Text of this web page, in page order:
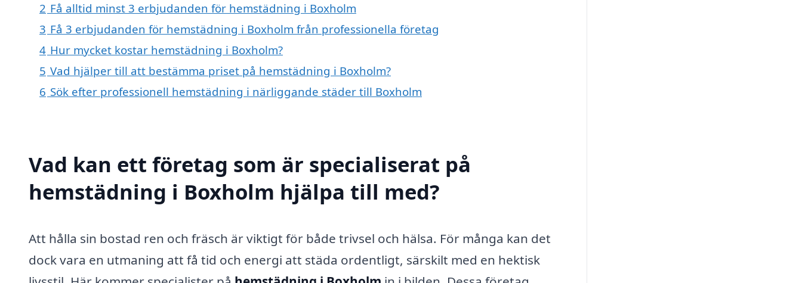
2 Få alltid minst 3 erbjudanden för hemstädning i Boxholm
3 Få 3 erbjudanden för hemstädning i Boxholm från professionella företag
4 Hur mycket kostar hemstädning i Boxholm?
5 Vad hjälper till att bestämma priset på hemstädning i Boxholm?
6 Sök efter professionell hemstädning i närliggande städer till Boxholm
Vad kan ett företag som är specialiserat på
hemstädning i Boxholm hjälpa till med?
Att hålla sin bostad ren och fräsch är viktigt för både trivsel och hälsa. För många kan det
dock vara en utmaning att få tid och energi att städa ordentligt, särskilt med en hektisk